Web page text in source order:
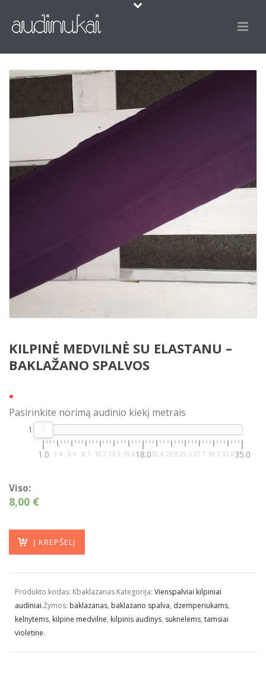
KILPINĖ MEDVILNĖ SU ELASTANU –
BAKLAŽANO SPALVOS
*
Pasirinkite norimą audinio kiekį metrais
1.0 3.4 5.9 8.3 10.7 13.1 15.618.020.4 22.9 25.3 27.7 30.1 32.635.0
1
Viso:
8,00 €
Į KREPŠELĮ
Produkto kodas: Kbaklazanas.Kategorija: Vienspalviai kilpiniai
audiniai.Žymos: baklazanas, baklazano spalva, dzemperiukams,
kelnytems, kilpine medvilne, kilpinis audinys, suknelems, tamsiai
violetine.